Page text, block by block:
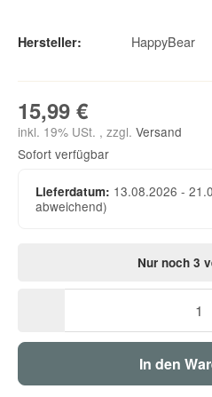
Hersteller: HappyBear
15,99 €
inkl. 19% USt. , zzgl. Versand
Sofort verfügbar
Lieferdatum: 13.08.2026 -
abweichend)
Nur noch 3
In den